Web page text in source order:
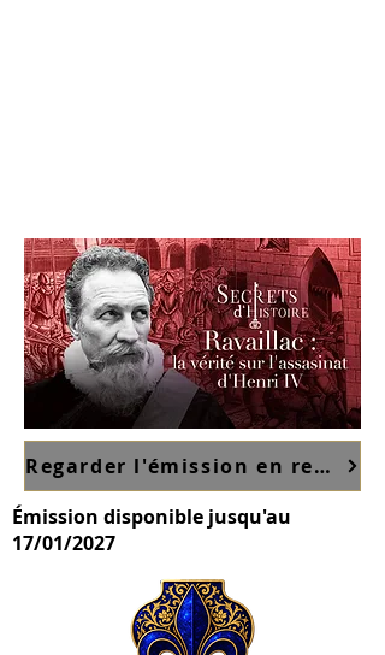
Regarder l'émission en replay sur France TV ici
Émission disponible jusqu'au
17/01/2027